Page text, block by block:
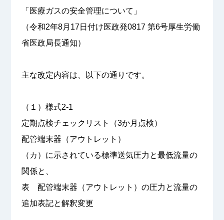
「医療ガスの安全管理について」
（令和2年8月17日付け医政発0817 第6号厚生労働
省医政局長通知）
主な改定内容は、以下の通りです。
（１）様式2-1
定期点検チェックリスト（3か月点検）
配管端末器（アウトレット）
（カ）に示されている標準送気圧力と最低流量の
関係と、
表 配管端末器（アウトレット）の圧力と流量の
追加表記と解釈変更